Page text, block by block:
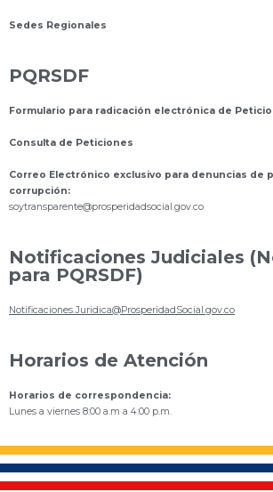
Sedes Regionales
PQRSDF
Formulario para radicación electrónica de
Consulta de Peticiones
Correo Electrónico exclusivo para denuncias de
corrupción:
soytransparente@prosperidadsocial.gov.co
Notificaciones Judiciales
para PQRSDF)
Notificaciones.Juridica@ProsperidadSocial.gov.co
Horarios de Atención
Horarios de correspondencia:
Lunes a viernes 8:00 a.m a 4:00 p.m.